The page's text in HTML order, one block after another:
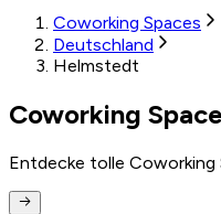
Coworking Spaces
Deutschland
Helmstedt
Coworking
Entdecke tolle Coworking